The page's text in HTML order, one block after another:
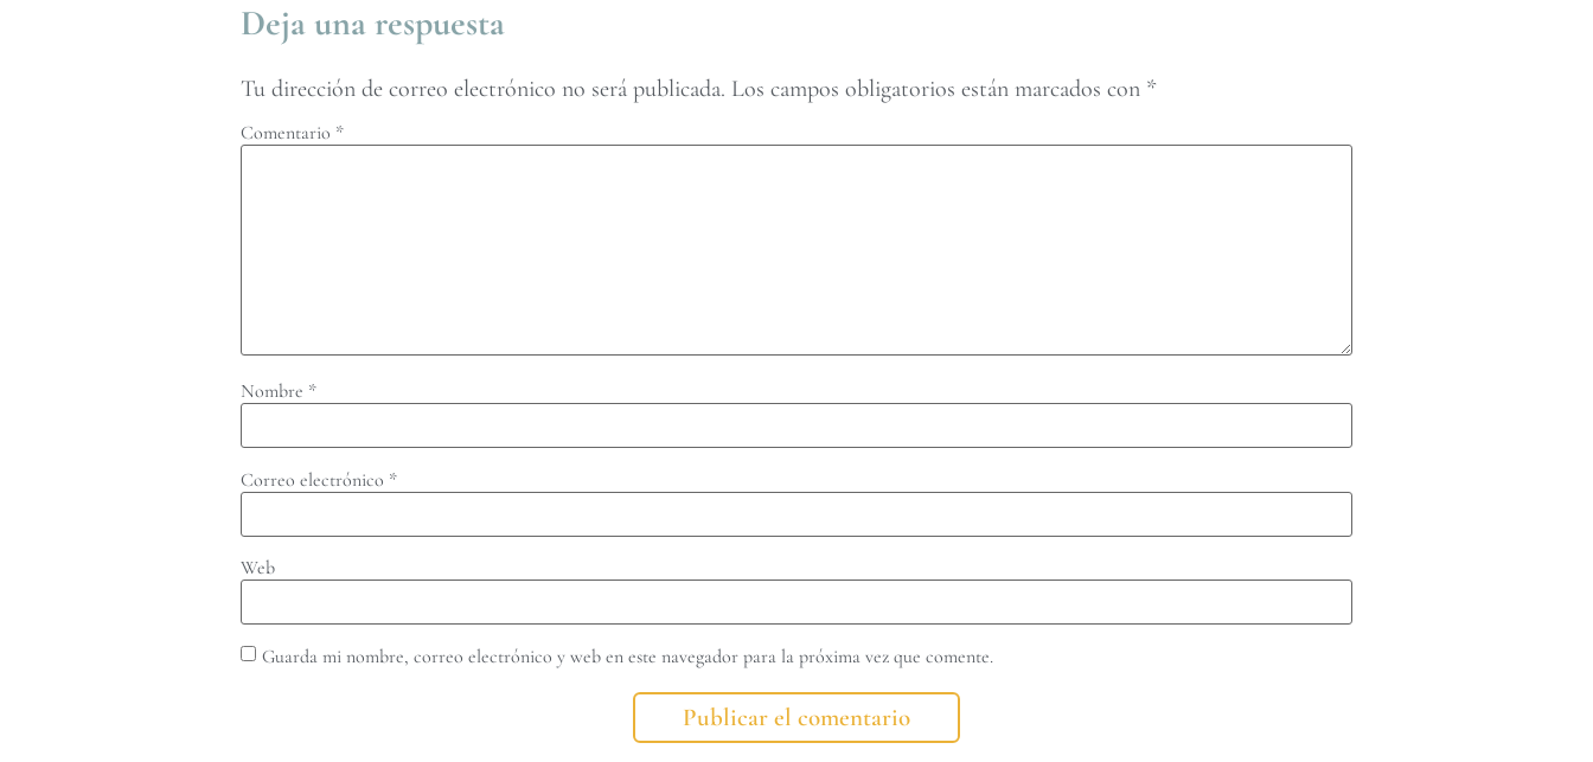
Deja una respuesta
Tu dirección de correo electrónico no será publicada. Los campos obligatorios están marcados con *
Comentario *
Nombre *
Correo electrónico *
Web
Guarda mi nombre, correo electrónico y web en este navegador para la próxima vez que comente.